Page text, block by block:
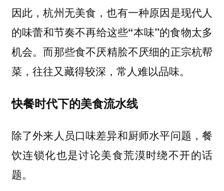
因此，杭州无美食，也有一种原因是现代人
的味蕾和节奏不再给这些“本味”的食物太多
机会。而那些食不厌精脍不厌细的正宗杭帮
菜，往往又藏得较深，常人难以品味。
快餐时代下的美食流水线
除了外来人员口味差异和厨师水平问题，餐
饮连锁化也是讨论美食荒漠时绕不开的话
题。